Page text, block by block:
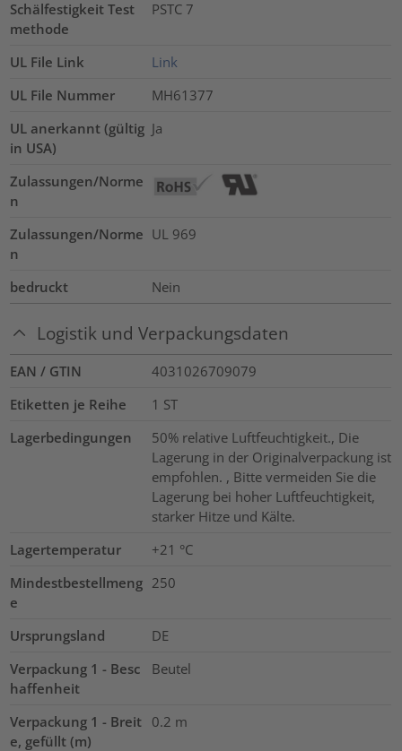
Schälfestigkeit Test
methode
PSTC 7
UL File Link
Link
UL File Nummer
MH61377
UL anerkannt (gültig
in USA)
Ja
Zulassungen/Norme
n
Zulassungen/Norme
n
UL 969
bedruckt Nein
Logistik und Verpackungsdaten
EAN / GTIN
4031026709079
Etiketten je Reihe
1 ST
Lagerbedingungen
50% relative Luftfeuchtigkeit., Die
Lagerung in der Originalverpackung ist
empfohlen. , Bitte vermeiden Sie die
Lagerung bei hoher Luftfeuchtigkeit,
starker Hitze und Kälte.
Lagertemperatur
+21 °C
Mindestbestellmeng
e
250
Ursprungsland
DE
Verpackung 1 - Besc
haffenheit
Beutel
Verpackung 1 - Breit
e, gefüllt (m)
0.2 m